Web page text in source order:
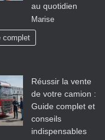
au quotidien
Marise
complet
Réussir la vente
de votre camion :
Guide complet et
conseils
indispensables